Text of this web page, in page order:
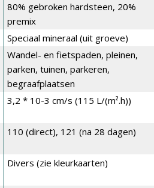
80% gebroken hardsteen, 20%
premix
Speciaal mineraal (uit groeve)
Wandel- en fietspaden, pleinen,
parken, tuinen, parkeren,
begraafplaatsen
3,2 * 10-3 cm/s (115 L/(m².h))
110 (direct), 121 (na 28 dagen)
Divers (zie kleurkaarten)